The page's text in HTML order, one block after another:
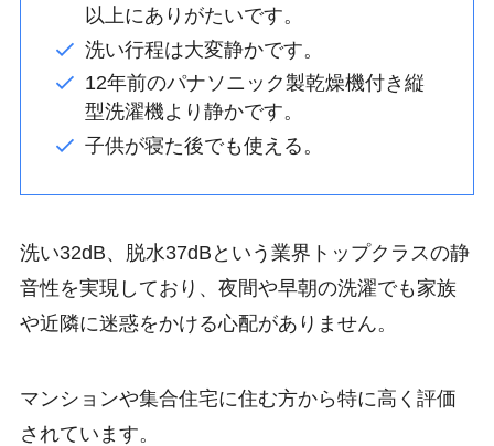
以上にありがたいです。
洗い行程は大変静かです。
12年前のパナソニック製乾燥機付き縦
型洗濯機より静かです。
子供が寝た後でも使える。
洗い32dB、脱水37dBという業界トップクラスの静
音性を実現しており、夜間や早朝の洗濯でも家族
や近隣に迷惑をかける心配がありません。
マンションや集合住宅に住む方から特に高く評価
されています。